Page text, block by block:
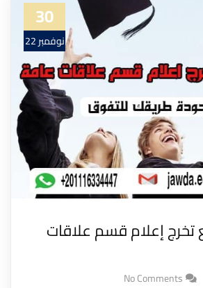
30
نوفمبر 22
تخرج إعلام قسم علاقات
No Comments